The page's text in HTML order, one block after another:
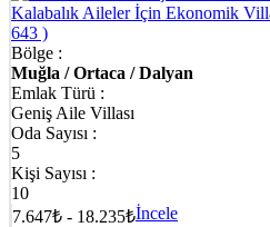
Kalabalık Aileler İçin Ekonomik
643 )
Bölge :
Muğla / Ortaca / Dalyan
Emlak Türü :
Geniş Aile Villası
Oda Sayısı :
5
Kişi Sayısı :
10
7.647₺ - 18.235₺İncele